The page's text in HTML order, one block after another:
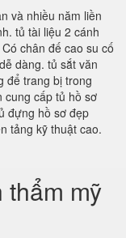
và nhiều năm liền
tủ tài liệu 2 cánh
chân đế cao su cố
dàng. tủ sắt văn
để trang bị trong
cung cấp tủ hồ sơ
đựng hồ sơ đẹp
tảng kỹ thuật cao.
thẩm mỹ